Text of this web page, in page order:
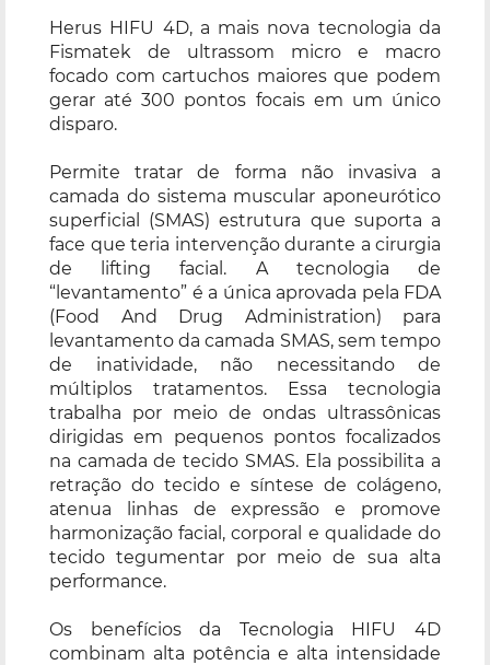
Herus HIFU 4D, a mais nova tecnologia da
Fismatek de ultrassom micro e macro
focado com cartuchos maiores que podem
gerar até 300 pontos focais em um único
disparo.
Permite tratar de forma não invasiva a
camada do sistema muscular aponeurótico
superficial (SMAS) estrutura que suporta a
face que teria intervenção durante a cirurgia
de lifting facial. A tecnologia de
“levantamento” é a única aprovada pela FDA
(Food And Drug Administration) para
levantamento da camada SMAS, sem tempo
de inatividade, não necessitando de
múltiplos tratamentos. Essa tecnologia
trabalha por meio de ondas ultrassônicas
dirigidas em pequenos pontos focalizados
na camada de tecido SMAS. Ela possibilita a
retração do tecido e síntese de colágeno,
atenua linhas de expressão e promove
harmonização facial, corporal e qualidade do
tecido tegumentar por meio de sua alta
performance.
Os benefícios da Tecnologia HIFU 4D
combinam alta potência e alta intensidade